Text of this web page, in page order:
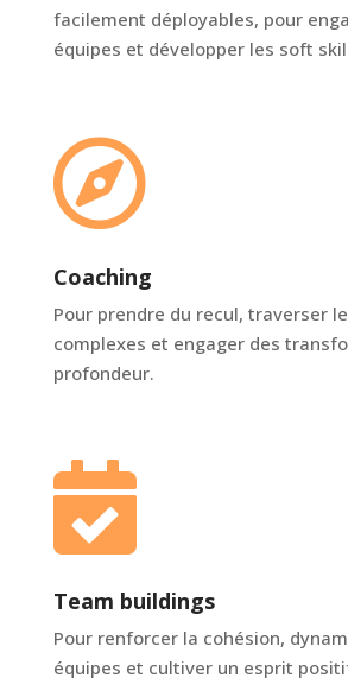
facilement déployables, pour
équipes et développer les soft

Coaching
Pour prendre du recul, traverser
complexes et engager des
profondeur.

Team buildings
Pour renforcer la cohésion,
équipes et cultiver un esprit